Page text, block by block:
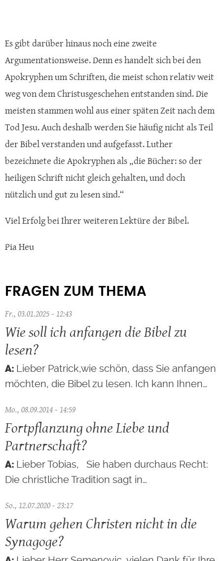
Es gibt darüber hinaus noch eine zweite
Argumentationsweise. Denn es handelt sich bei den
Apokryphen um Schriften, die meist schon relativ weit
weg von dem Christusgeschehen entstanden sind. Die
meisten stammen wohl aus einer späten Zeit nach dem
Tod Jesu. Auch deshalb werden Sie häufig nicht als Teil
der Bibel verstanden und aufgefasst. Luther
bezeichnete die Apokryphen als „die Bücher: so der
heiligen Schrift nicht gleich gehalten, und doch
nützlich und gut zu lesen sind.“
Viel Erfolg bei Ihrer weiteren Lektüre der Bibel.
Pia Heu
FRAGEN ZUM THEMA
Fr., 03.01.2025 - 12:43
Wie soll ich anfangen die Bibel zu
lesen?
Lieber Patrick,wie schön, dass Sie anfangen
möchten, die Bibel zu lesen. Ich kann Ihnen…
Mo., 08.09.2014 - 14:59
Fortpflanzung ohne Liebe und
Partnerschaft?
Lieber Tobias, Sie haben durchaus Recht:
Die christliche Tradition sagt in…
So., 12.07.2020 - 23:17
Warum gehen Christen nicht in die
Synagoge?